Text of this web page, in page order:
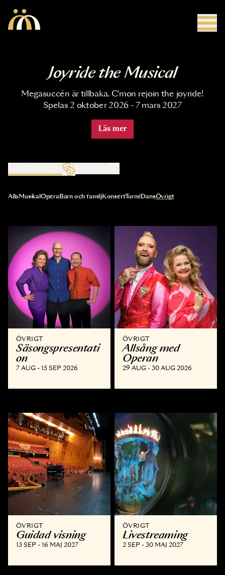
Joyride the Musical
Megasuccén är tillbaka. C'mon rejoin the joyride!
Spelas 2 oktober 2026 - 7 mars 2027
Läs mer
Kalender
Val av kategori uppdaterar innehållet automatiskt
AllaMusikal OperaBarn och familjKonsertTurnéDansÖvrigt
ÖVRIGT
Säsongspresentati
on
7 AUG - 15 SEP 2026
ÖVRIGT
Allsång med
Operan
29 AUG - 30 AUG 2026
ÖVRIGT
Guidad visning
13 SEP - 16 MAJ 2027
ÖVRIGT
Livestreaming
2 SEP - 30 MAJ 2027